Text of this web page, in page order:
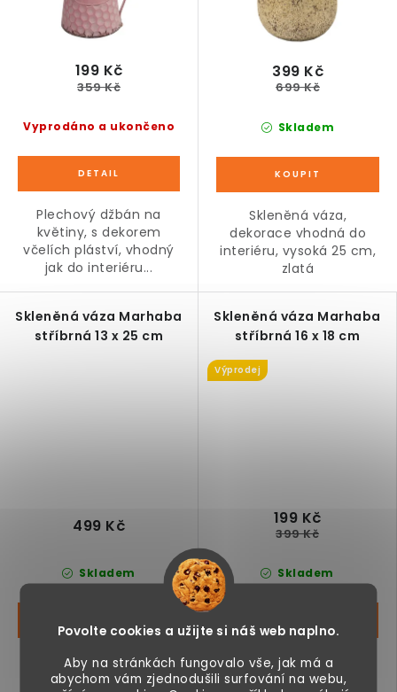
Povolte cookies a užijte si náš web naplno.
Aby na stránkách fungovalo vše, jak má a
abychom vám zjednodušili surfování na webu,
Vyprodáno a ukončeno
199 Kč
359 Kč
Plechový džbán na
květiny, s dekorem
včelích pláství, vhodný
jak do interiéru...
Skladem
399 Kč
699 Kč
Skleněná váza,
dekorace vhodná do
interiéru, vysoká 25 cm,
zlatá
Skleněná váza Marhaba
stříbrná 13 x 25 cm
Skladem
499 Kč
Skleněná váza,
dekorace vhodná do
Skleněná váza Marhaba
stříbrná 16 x 18 cm
Výprodej
Skladem
199 Kč
399 Kč
Skleněná váza,
dekorace vhodná do